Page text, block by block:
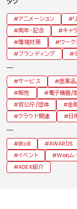
アニメーション
周年・記念
キャ
環境対策
ワーク
ブランディング
サービス 医薬
販売
電子機器/
官公庁/団体
金
クラウド関連
日
BtoB AWARDS
イベント
Webム
ADEX紹介